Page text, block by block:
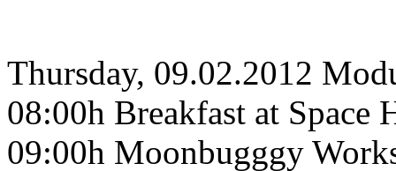
Thursday, 09.02.2012
08:00h Breakfast at Space
09:00h Moonbugggy